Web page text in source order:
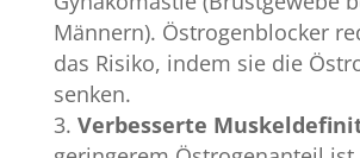
Männern). Östrogenblocker
das Risiko, indem sie die
senken.
Verbesserte